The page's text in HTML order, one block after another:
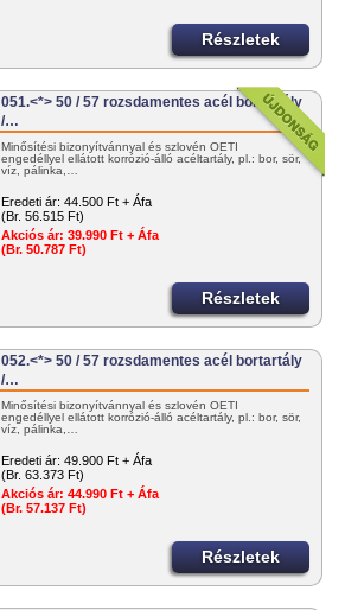
Részletek
051.<*> 50 / 57 rozsdamentes acél bortartály
/…
Minősítési bizonyítvánnyal és szlovén OÉTI
engedéllyel ellátott korrózió-álló acéltartály, pl.: bor, sör,
víz, pálinka,…
Eredeti ár: 44.500 Ft + Áfa
(Br. 56.515 Ft)
Akciós ár: 39.990 Ft + Áfa
(Br. 50.787 Ft)
Részletek
052.<*> 50 / 57 rozsdamentes acél bortartály
/…
Minősítési bizonyítvánnyal és szlovén OÉTI
engedéllyel ellátott korrózió-álló acéltartály, pl.: bor, sör,
víz, pálinka,…
Eredeti ár: 49.900 Ft + Áfa
(Br. 63.373 Ft)
Akciós ár: 44.990 Ft + Áfa
(Br. 57.137 Ft)
Részletek